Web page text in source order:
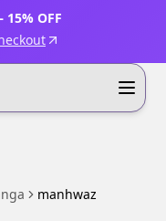
OFF
manhwaz